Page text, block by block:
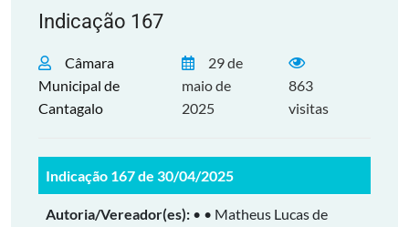
Indicação 167
Câmara
Municipal de
Cantagalo
29 de
maio de
2025
863
visitas
Indicação 167 de 30/04/2025
Autoria/Vereador(es): • • Matheus Lucas de